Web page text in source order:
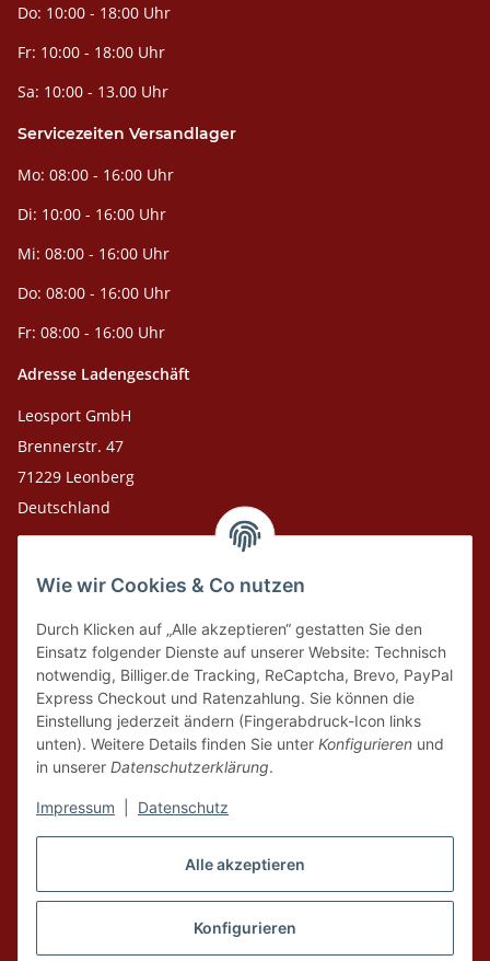
Alle akzeptieren
Konfigurieren
Wie wir Cookies & Co nutzen
Durch Klicken auf „Alle akzeptieren“ gestatten Sie den
Einsatz folgender Dienste auf unserer Website: Technisch
notwendig, Billiger.de Tracking, ReCaptcha, Brevo, PayPal
Express Checkout und Ratenzahlung. Sie können die
Einstellung jederzeit ändern (Fingerabdruck-Icon links
unten). Weitere Details finden Sie unter Konfigurieren und
in unserer Datenschutzerklärung.
Impressum Datenschutz
Do: 10:00 - 18:00 Uhr
Fr: 10:00 - 18:00 Uhr
Sa: 10:00 - 13.00 Uhr
Servicezeiten Versandlager
Mo: 08:00 - 16:00 Uhr
Di: 10:00 - 16:00 Uhr
Mi: 08:00 - 16:00 Uhr
Do: 08:00 - 16:00 Uhr
Fr: 08:00 - 16:00 Uhr
Adresse Ladengeschäft
Leosport GmbH
Brennerstr. 47
71229 Leonberg
Deutschland
Leosport GmbH
75378 Bad Liebenzell
Tel. Laden 07152-909493
Tel. Versandlager 07052-9344380
Vertrag widerrufen
* Alle Preise inkl. gesetzlicher USt., zzgl.Versandaus Lager Bad Liebenzell.
Die angegebenen Preise sind Online-Preise, Ladenpreise und Produkte vor